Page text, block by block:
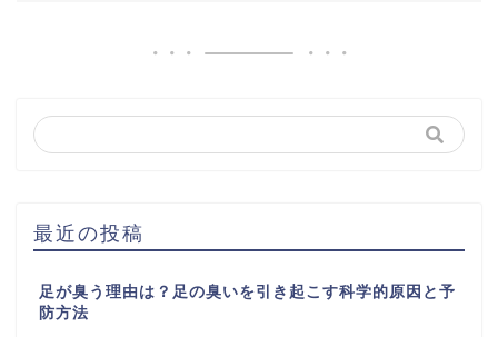
最近の投稿
足が臭う理由は？足の臭いを引き起こす科学的原因と予
防方法